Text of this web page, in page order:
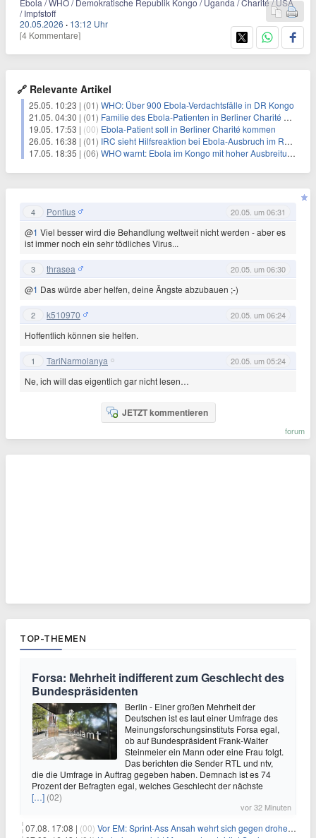
Ebola / WHO / Demokratische Republik Kongo / Uganda / Charité / USA
/ Impfstoff
20.05.2026 · 13:12 Uhr
[4 Kommentare]
🔗 Relevante Artikel
25.05. 10:23 | (01) WHO: Über 900 Ebola-Verdachtsfälle in DR Kongo
21.05. 04:30 | (01) Familie des Ebola-Patienten in Berliner Charité aufgenommen
19.05. 17:53 | (00) Ebola-Patient soll in Berliner Charité kommen
26.05. 16:38 | (01) IRC sieht Hilfsreaktion bei Ebola-Ausbruch im Rückstand
17.05. 18:35 | (06) WHO warnt: Ebola im Kongo mit hoher Ausbreitungsgefahr
4 Pontius 20.05. um 06:31
@1 Viel besser wird die Behandlung weltweit nicht werden - aber es
ist immer noch ein sehr tödliches Virus...
3 thrasea 20.05. um 06:30
@1 Das würde aber helfen, deine Ängste abzubauen ;-)
2 k510970 20.05. um 06:24
Hoffentlich können sie helfen.
1 TariNarmolanya 20.05. um 05:24
Ne, ich will das eigentlich gar nicht lesen…
JETZT kommentieren
forum
TOP-THEMEN
Forsa: Mehrheit indifferent zum Geschlecht des
Bundespräsidenten
Berlin - Einer großen Mehrheit der
Deutschen ist es laut einer Umfrage des
Meinungsforschungsinstituts Forsa egal,
ob auf Bundespräsident Frank-Walter
Steinmeier ein Mann oder eine Frau folgt.
Das berichten die Sender RTL und ntv,
die die Umfrage in Auftrag gegeben haben. Demnach ist es 74
Prozent der Befragten egal, welches Geschlecht der nächste
[…] (02)
vor 32 Minuten
07.08. 17:08 | (00) Vor EM: Sprint-Ass Ansah wehrt sich gegen drohende Sperre